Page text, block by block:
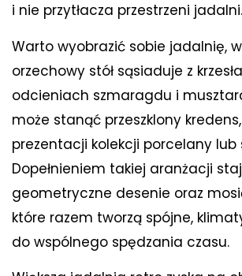
i nie przytłacza przestrzeni jadalni.
Warto wyobrazić sobie jadalnię,
orzechowy stół sąsiaduje z
odcieniach szmaragdu i
może stanąć przeszklony
prezentacji kolekcji porcelany lub
Dopełnieniem takiej aranżacji
geometryczne desenie oraz
które razem tworzą spójne,
do wspólnego spędzania czasu.